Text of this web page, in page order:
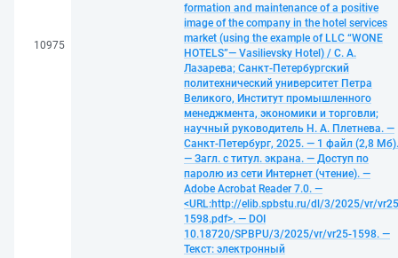
10975
formation and maintenance of a positive
image of the company in the hotel services
market (using the example of LLC “WONE
HOTELS”— Vasilievsky Hotel) / С. А.
Лазарева; Санкт-Петербургский
политехнический университет Петра
Великого, Институт промышленного
менеджмента, экономики и торговли;
научный руководитель Н. А. Плетнева. —
Санкт-Петербург, 2025. — 1 файл (2,8 Мб).
— Загл. с титул. экрана. — Доступ по
паролю из сети Интернет (чтение). —
Adobe Acrobat Reader 7.0. —
<URL:http://elib.spbstu.ru/dl/3/2025/vr/
1598.pdf>. — DOI
10.18720/SPBPU/3/2025/vr/vr25-1598. —
Текст: электронный